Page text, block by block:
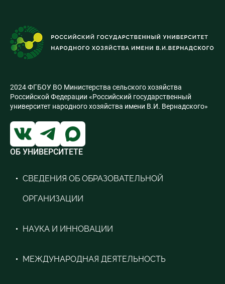
2024 ФГБОУ ВО Министерства сельского хозяйства
Российской Федерации «Российский государственный
университет народного хозяйства имени В.И. Вернадского»
ОБ УНИВЕРСИТЕТЕ
СВЕДЕНИЯ ОБ ОБРАЗОВАТЕЛЬНОЙ
ОРГАНИЗАЦИИ
НАУКА И ИННОВАЦИИ
МЕЖДУНАРОДНАЯ ДЕЯТЕЛЬНОСТЬ